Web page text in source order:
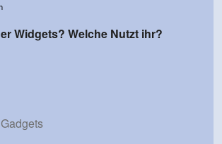
Widgets? Welche Nutzt ihr?